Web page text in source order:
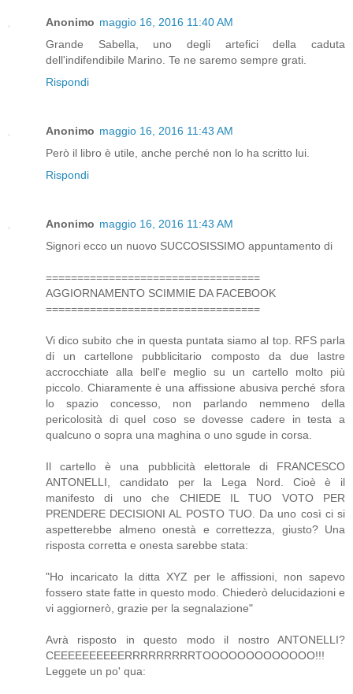
Anonimo maggio 16, 2016 11:40 AM
Grande Sabella, uno degli artefici della caduta
dell'indifendibile Marino. Te ne saremo sempre grati.
Rispondi
Anonimo maggio 16, 2016 11:43 AM
Però il libro è utile, anche perché non lo ha scritto lui.
Rispondi
Anonimo maggio 16, 2016 11:43 AM
Signori ecco un nuovo SUCCOSISSIMO appuntamento di
==================================
AGGIORNAMENTO SCIMMIE DA FACEBOOK
==================================
Vi dico subito che in questa puntata siamo al top. RFS parla
di un cartellone pubblicitario composto da due lastre
accrocchiate alla bell'e meglio su un cartello molto più
piccolo. Chiaramente è una affissione abusiva perché sfora
lo spazio concesso, non parlando nemmeno della
pericolosità di quel coso se dovesse cadere in testa a
qualcuno o sopra una maghina o uno sgude in corsa.
Il cartello è una pubblicità elettorale di FRANCESCO
ANTONELLI, candidato per la Lega Nord. Cioè è il
manifesto di uno che CHIEDE IL TUO VOTO PER
PRENDERE DECISIONI AL POSTO TUO. Da uno così ci si
aspetterebbe almeno onestà e correttezza, giusto? Una
risposta corretta e onesta sarebbe stata:
"Ho incaricato la ditta XYZ per le affissioni, non sapevo
fossero state fatte in questo modo. Chiederò delucidazioni e
vi aggiornerò, grazie per la segnalazione"
Avrà risposto in questo modo il nostro ANTONELLI?
CEEEEEEEEEERRRRRRRRRTOOOOOOOOOOOOO!!!
Leggete un po' qua: